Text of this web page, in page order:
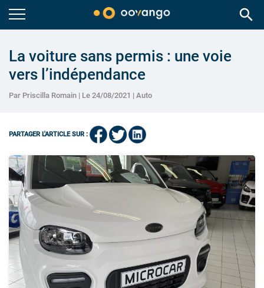
search
La voiture sans permis : une voie
vers l’indépendance
Par Priscilla Romain | Le 24/08/2021 | Auto
PARTAGER L'ARTICLE SUR :